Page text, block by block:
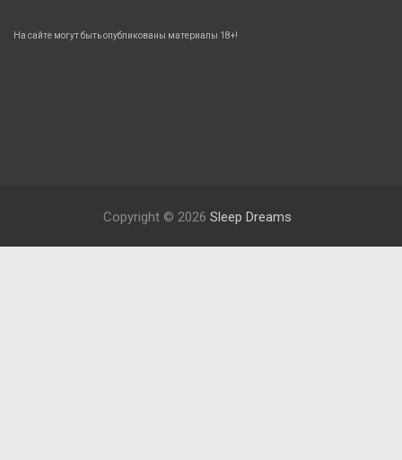
На сайте могут быть опубликованы материалы 18+!
Copyright © 2026 Sleep Dreams